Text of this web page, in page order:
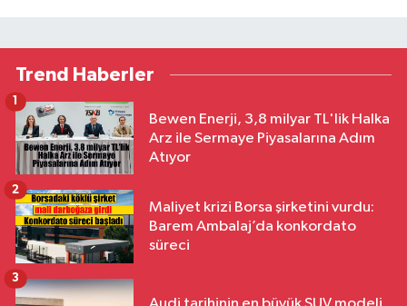
Trend Haberler
Bewen Enerji, 3,8 milyar TL'lik Halka
Arz ile Sermaye Piyasalarına Adım
Atıyor
1
Maliyet krizi Borsa şirketini vurdu:
Barem Ambalaj’da konkordato
süreci
2
3